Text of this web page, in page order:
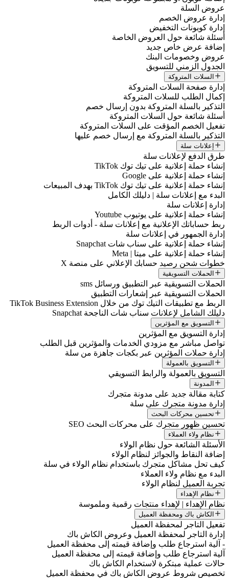
عروض السلة
إدارة عروض الخصم
إدارة كوبونات التخفيض
أسئلة شائعة حول العروض الخاصة
إضافة عرض خاص جديد
عروض وخصومات البنك
الجدول الزمني للتسويق
السلات المتروكة
إدارة صفحة السلات المتروكة
إكمال الطلب للسلات المتروكة
التذكير بالسلة المتروكة بدون إرسال خصم
أسئلة شائعة حول السلات المتروكة
تفعيل الخصم المؤقت على السلات المتروكة
التذكير بالسلة المتروكة مع إرسال خصم عليها
إعلانات سلة
طرق الدفع لإعلانات سلة
إنشاء حملة إعلانية على تيك توك TikTok
إنشاء حملة إعلانية على Google
إنشاء حملة إعلانية على تيك توك TikTok بهدف المبيعات
البدء مع إعلانات سلة | دليلك الكامل
إدارة إعلانات سلة
إنشاء حملة إعلانية على يوتيوب Youtube
ربط حساباتك الإعلانية مع إعلانات سلة - أدوات الربط
إدارة الجمهور في إعلانات سلة
إنشاء حملة إعلانية على سناب شات Snapchat
إنشاء حملة إعلانية على ميتا | Meta
خطوات شحن رصيد حسابك الإعلاني على منصة X
الحملات التسويقية
الحملات التسويقية عبر التطبيق ورسائل sms
الحملات التسويقية عبر إشعارات التطبيق
الربط مع تطبيقات التيك توك من خلال TikTok Business Extension
دليلك الشامل لإعلانات سناب شات الناجحة Snapchat
التسويق مع المؤثرين
إدارة التسويق مع المؤثرين
تواصل مباشر مع مزودي الخدمات والمؤثرين قبل الطلب
إدارة حملات المؤثرين عبر بكجات جاهزة من سلة
التسويق بالعمولة
التسويق بالعمولة والرابط التسويقي
المدونة
كتابة مقالة جديد على مدونة متجرك
إدارة مدونة متجرك على سلة
تحسين محركات البحث
تحسين ظهور متجرك على محركات البحث SEO
نظام ولاء العملاء
الأسئلة الشائعة حول نظام الولاء
إضافة النقاط والجوائز لنظام الولاء
كيف تحل مشاكل متجرك باستخدام نظام الولاء في سلة
البدء مع نظام ولاء العملاء
تجربة العميل لنظام الولاء
نظام الإهداء
نظام الإهداء | لإهداء منتجات رقمية وملموسة
الكاش باك ومحفظة العميل
تفعيل التاجر لمحفظة العميل
إدارة التاجر لمحفظة العميل وعروض الكاش باك
- آلية استرجاع طلب وإضافة قيمته إلى محفظة العميل
آلية استرجاع طلب وإضافة قيمته إلى محفظة العميل
حالات عملية مبتكرة لاستخدام الكاش باك
تخصيص شروط عروض الكاش باك في محفظة العميل